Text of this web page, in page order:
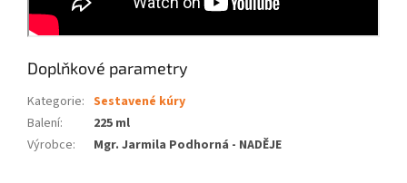
Doplňkové parametry
Kategorie: Sestavené kúry
Balení:
225 ml
Výrobce: Mgr. Jarmila Podhorná - NADĚJE